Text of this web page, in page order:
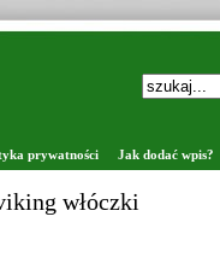
prywatności Jak dodać wpis?
włóczki